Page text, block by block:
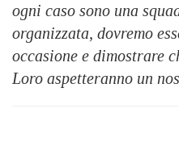
ogni caso sono una
organizzata, dovremo
occasione e dimostrare
Loro aspetteranno un